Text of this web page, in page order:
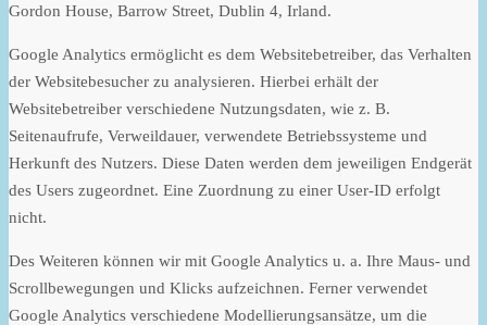
Gordon House, Barrow Street, Dublin 4, Irland.
Google Analytics ermöglicht es dem Websitebetreiber, das Verhalten
der Websitebesucher zu analysieren. Hierbei erhält der
Websitebetreiber verschiedene Nutzungsdaten, wie z. B.
Seitenaufrufe, Verweildauer, verwendete Betriebssysteme und
Herkunft des Nutzers. Diese Daten werden dem jeweiligen Endgerät
des Users zugeordnet. Eine Zuordnung zu einer User-ID erfolgt
nicht.
Des Weiteren können wir mit Google Analytics u. a. Ihre Maus- und
Scrollbewegungen und Klicks aufzeichnen. Ferner verwendet
Google Analytics verschiedene Modellierungsansätze, um die